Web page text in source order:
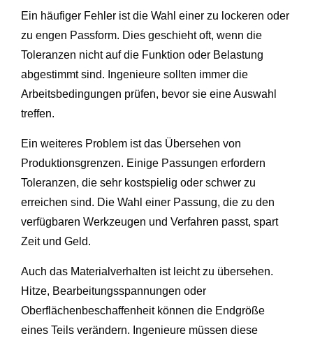
Ein häufiger Fehler ist die Wahl einer zu lockeren oder
zu engen Passform. Dies geschieht oft, wenn die
Toleranzen nicht auf die Funktion oder Belastung
abgestimmt sind. Ingenieure sollten immer die
Arbeitsbedingungen prüfen, bevor sie eine Auswahl
treffen.
Ein weiteres Problem ist das Übersehen von
Produktionsgrenzen. Einige Passungen erfordern
Toleranzen, die sehr kostspielig oder schwer zu
erreichen sind. Die Wahl einer Passung, die zu den
verfügbaren Werkzeugen und Verfahren passt, spart
Zeit und Geld.
Auch das Materialverhalten ist leicht zu übersehen.
Hitze, Bearbeitungsspannungen oder
Oberflächenbeschaffenheit können die Endgröße
eines Teils verändern. Ingenieure müssen diese